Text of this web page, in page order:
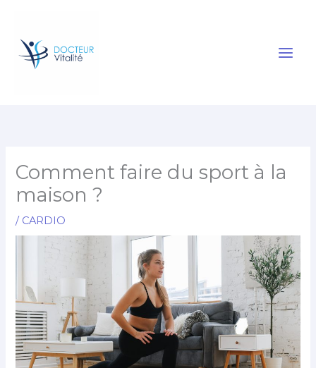
contenu
Comment faire du sport à la
maison ?
/ CARDIO